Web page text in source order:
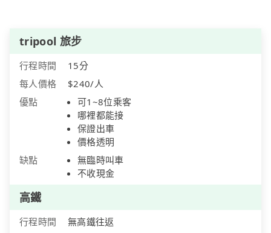
tripool 旅步
行程時間
15分
每人價格
$240/人
優點
可1~8位乘客
哪裡都能接
保證出車
價格透明
缺點
無臨時叫車
不收現金
高鐵
行程時間
無高鐵往返